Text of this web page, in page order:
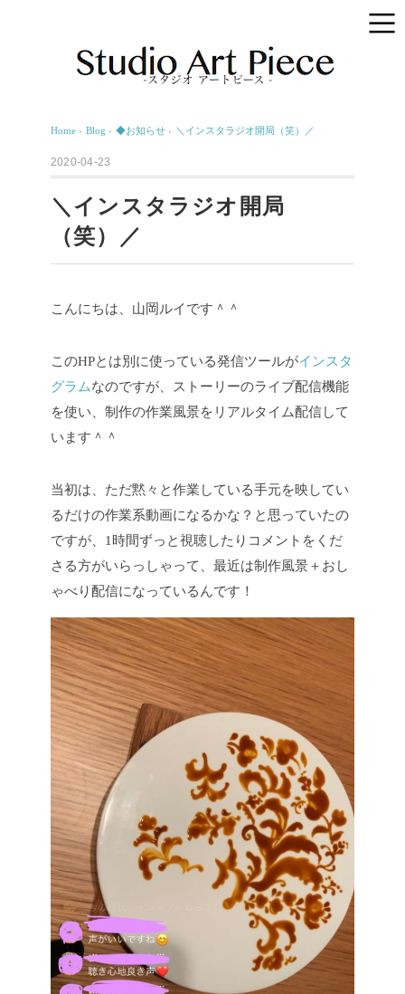
Home › Blog › ◆お知らせ › ＼インスタラジオ開局（笑）／
2020-04-23
＼インスタラジオ開局
（笑）／
こんにちは、山岡ルイです＾＾
このHPとは別に使っている発信ツールがインスタ
グラムなのですが、ストーリーのライブ配信機能
を使い、制作の作業風景をリアルタイム配信して
います＾＾
当初は、ただ黙々と作業している手元を映してい
るだけの作業系動画になるかな？と思っていたの
ですが、1時間ずっと視聴したりコメントをくだ
さる方がいらっしゃって、最近は制作風景＋おし
ゃべり配信になっているんです！